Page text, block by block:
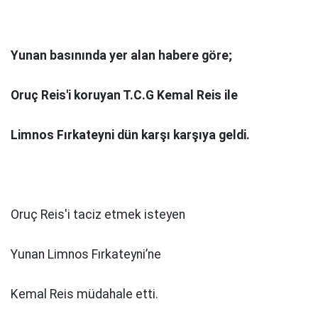
Yunan basınında yer alan habere göre;
Oruç Reis'i koruyan T.C.G Kemal Reis ile
Limnos Fırkateyni dün karşı karşıya geldi.
Oruç Reis'i taciz etmek isteyen
Yunan Limnos Fırkateyni’ne
Kemal Reis müdahale etti.